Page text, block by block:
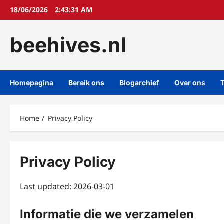
Skip18/06/2026 2:43:31 AM
beehives.nl
Homepagina Bereik ons Blogarchief Over ons
Home Privacy Policy
Privacy Policy
Last updated: 2026-03-01
Informatie die we verzamelen